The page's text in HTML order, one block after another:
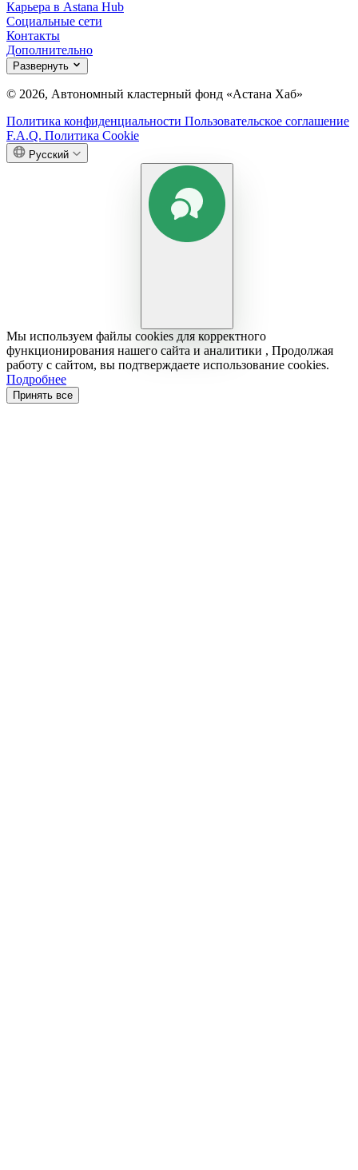
Карьера в Astana Hub
Социальные сети
Контакты
Дополнительно
Развернуть
© 2026, Автономный кластерный фонд «Астана Хаб»
Политика конфиденциальности Пользовательское соглашение
F.A.Q. Политика Cookie
Русский
Мы используем файлы cookies для корректного
функционирования нашего сайта и аналитики , Продолжая
работу с сайтом, вы подтверждаете использование cookies.
Подробнее
Принять все